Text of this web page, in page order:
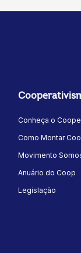
Conheça o
Como Montar
Movimento
Anuário do Coop
Legislação